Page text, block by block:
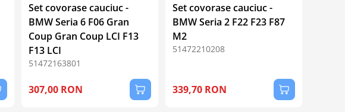
Set covorase cauciuc -
BMW Seria 6 F06 Gran
Coup Gran Coup LCI F13
F13 LCI
51472163801
307,00 RON
Set covorase cauciuc -
BMW Seria 2 F22 F23 F87
M2
51472210208
339,70 RON